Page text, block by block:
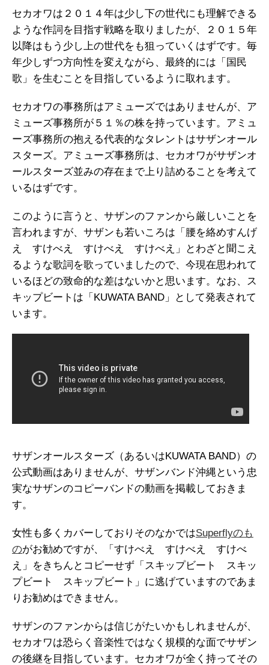
セカオワは２０１４年は少し下の世代にも理解できる
ような作詞を目指す戦略を取りましたが、２０１５年
以降はもう少し上の世代をも狙っていくはずです。毎
年少しずつ方向性を変えながら、最終的には「国民
歌」を生むことを目指しているように取れます。
セカオワの事務所はアミューズではありませんが、ア
ミューズ事務所が５１％の株を持っています。アミュ
ーズ事務所の抱える代表的なタレントはサザンオール
スターズ。アミューズ事務所は、セカオワがサザンオ
ールスターズ並みの存在まで上り詰めることを考えて
いるはずです。
このように言うと、サザンのファンから厳しいことを
言われますが、サザンも若いころは「腰を絡めすんげ
え すけべえ すけべえ すけべえ」とわざと聞こえ
るような歌詞を歌っていましたので、今現在思われて
いるほどの致命的な差はないかと思います。なお、ス
キップビートは「KUWATA BAND」として発表されて
います。
サザンオールスターズ（あるいはKUWATA BAND）の
公式動画はありませんが、サザンバンド沖縄という忠
実なサザンのコピーバンドの動画を掲載しておきま
す。
女性も多くカバーしておりそのなかではSuperflyのも
のがお勧めですが、「すけべえ すけべえ すけべ
え」をきちんとコピーせず「スキップビート スキッ
プビート スキップビート」に逃げていますのであま
りお勧めはできません。
サザンのファンからは信じがたいかもしれませんが、
セカオワは恐らく音楽性ではなく規模的な面でサザン
の後継を目指しています。セカオワが全く持ってその